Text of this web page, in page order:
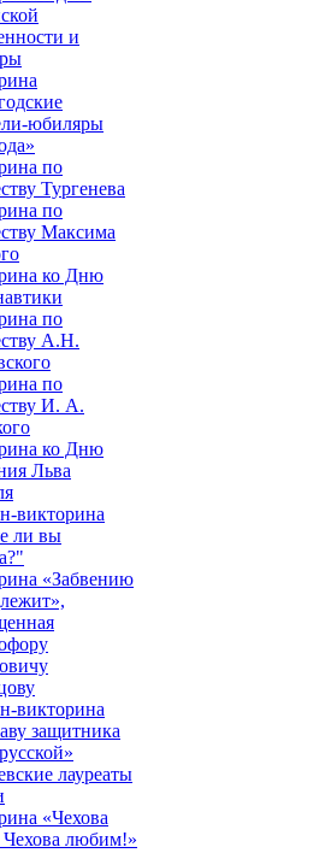
и
юбиляры
по
Тургенева
по
Максима
ко Дню
по
А.Н.
по
И. А.
ко Дню
Льва
викторина
ли вы
«Забвению
викторина
защитника
лауреаты
«Чехова
Чехова любим!»